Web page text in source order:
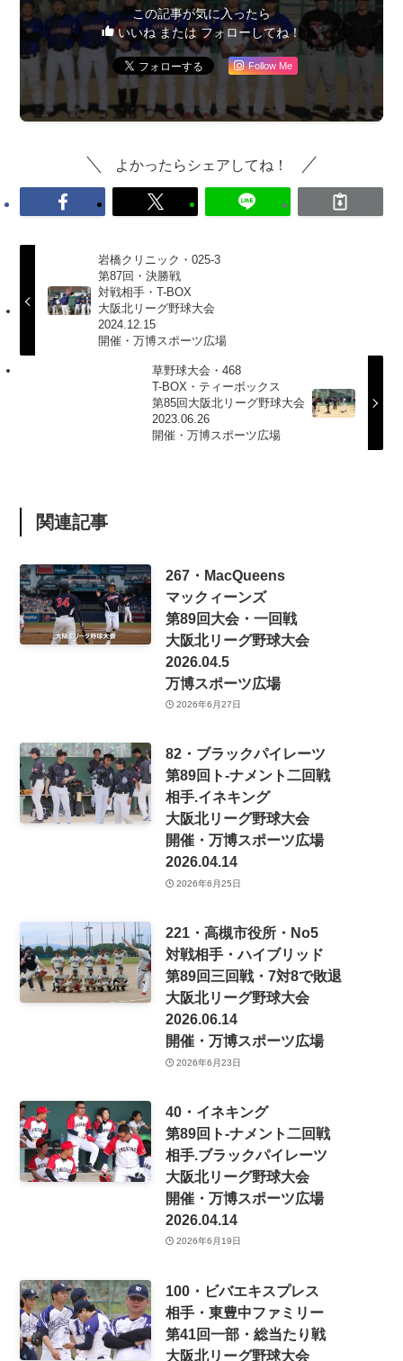
この記事が気に入ったら
いいね または フォローしてね！
Follow Me
よかったらシェアしてね！
岩橋クリニック・025-3
第87回・決勝戦
対戦相手・T-BOX
大阪北リーグ野球大会
2024.12.15
開催・万博スポーツ広場
草野球大会・468
T-BOX・ティーボックス
第85回大阪北リーグ野球大会
2023.06.26
開催・万博スポーツ広場
関連記事
267・MacQueens
マックィーンズ
第89回大会・一回戦
大阪北リーグ野球大会
2026.04.5
万博スポーツ広場
2026年6月27日
82・ブラックパイレーツ
第89回ト-ナメント二回戦
相手.イネキング
大阪北リーグ野球大会
開催・万博スポーツ広場
2026.04.14
2026年6月25日
221・高槻市役所・No5
対戦相手・ハイブリッド
第89回三回戦・7対8で敗退
大阪北リーグ野球大会
2026.06.14
開催・万博スポーツ広場
2026年6月23日
40・イネキング
第89回ト-ナメント二回戦
相手.ブラックパイレーツ
大阪北リーグ野球大会
開催・万博スポーツ広場
2026.04.14
2026年6月19日
100・ビバエキスプレス
相手・東豊中ファミリー
第41回一部・総当たり戦
大阪北リーグ野球大会